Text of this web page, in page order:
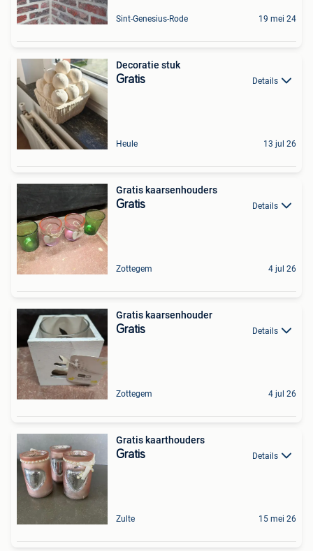
Sint-Genesius-Rode 19 mei 24
Decoratie stuk
Gratis Details
Heule 13 jul 26
Gratis kaarsenhouders
Gratis Details
Zottegem 4 jul 26
Gratis kaarsenhouder
Gratis Details
Zottegem 4 jul 26
Gratis kaarthouders
Gratis Details
Zulte 15 mei 26